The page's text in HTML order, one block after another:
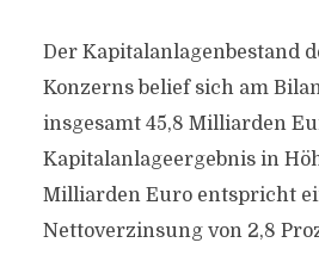
Der Kapitalanlagenbestand
Konzerns belief sich am
insgesamt 45,8 Milliarden
Kapitalanlageergebnis in
Milliarden Euro entspricht
Nettoverzinsung von 2,8